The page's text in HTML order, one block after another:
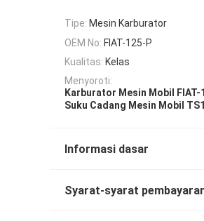
Tipe: Mesin Karburator
OEM No: FIAT-125-P
Kualitas: Kelas
Menyoroti:
Karburator Mesin Mobil FIAT-
Suku Cadang Mesin Mobil
Informasi dasar
Syarat-syarat